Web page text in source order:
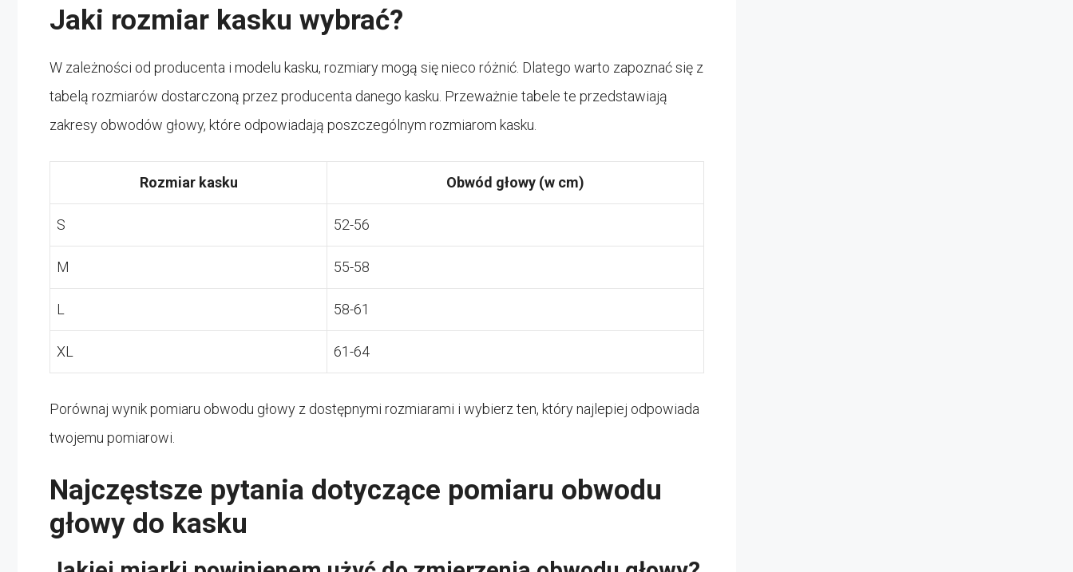
Jaki rozmiar kasku wybrać?
W zależności od producenta i modelu kasku, rozmiary mogą się nieco różnić. Dlatego warto zapoznać się z
tabelą rozmiarów dostarczoną przez producenta danego kasku. Przeważnie tabele te przedstawiają
zakresy obwodów głowy, które odpowiadają poszczególnym rozmiarom kasku.
Rozmiar kasku Obwód głowy (w cm)
S 52-56
M 55-58
L 58-61
XL 61-64
Porównaj wynik pomiaru obwodu głowy z dostępnymi rozmiarami i wybierz ten, który najlepiej odpowiada
twojemu pomiarowi.
Najczęstsze pytania dotyczące pomiaru obwodu
głowy do kasku